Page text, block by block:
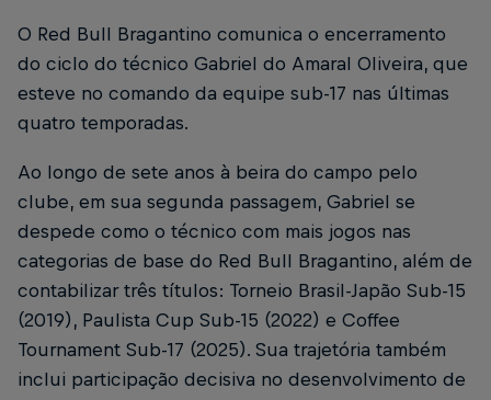
O Red Bull Bragantino comunica o encerramento
do ciclo do técnico Gabriel do Amaral Oliveira, que
esteve no comando da equipe sub-17 nas últimas
quatro temporadas.
Ao longo de sete anos à beira do campo pelo
clube, em sua segunda passagem, Gabriel se
despede como o técnico com mais jogos nas
categorias de base do Red Bull Bragantino, além de
contabilizar três títulos: Torneio Brasil-Japão Sub-15
(2019), Paulista Cup Sub-15 (2022) e Coffee
Tournament Sub-17 (2025). Sua trajetória também
inclui participação decisiva no desenvolvimento de